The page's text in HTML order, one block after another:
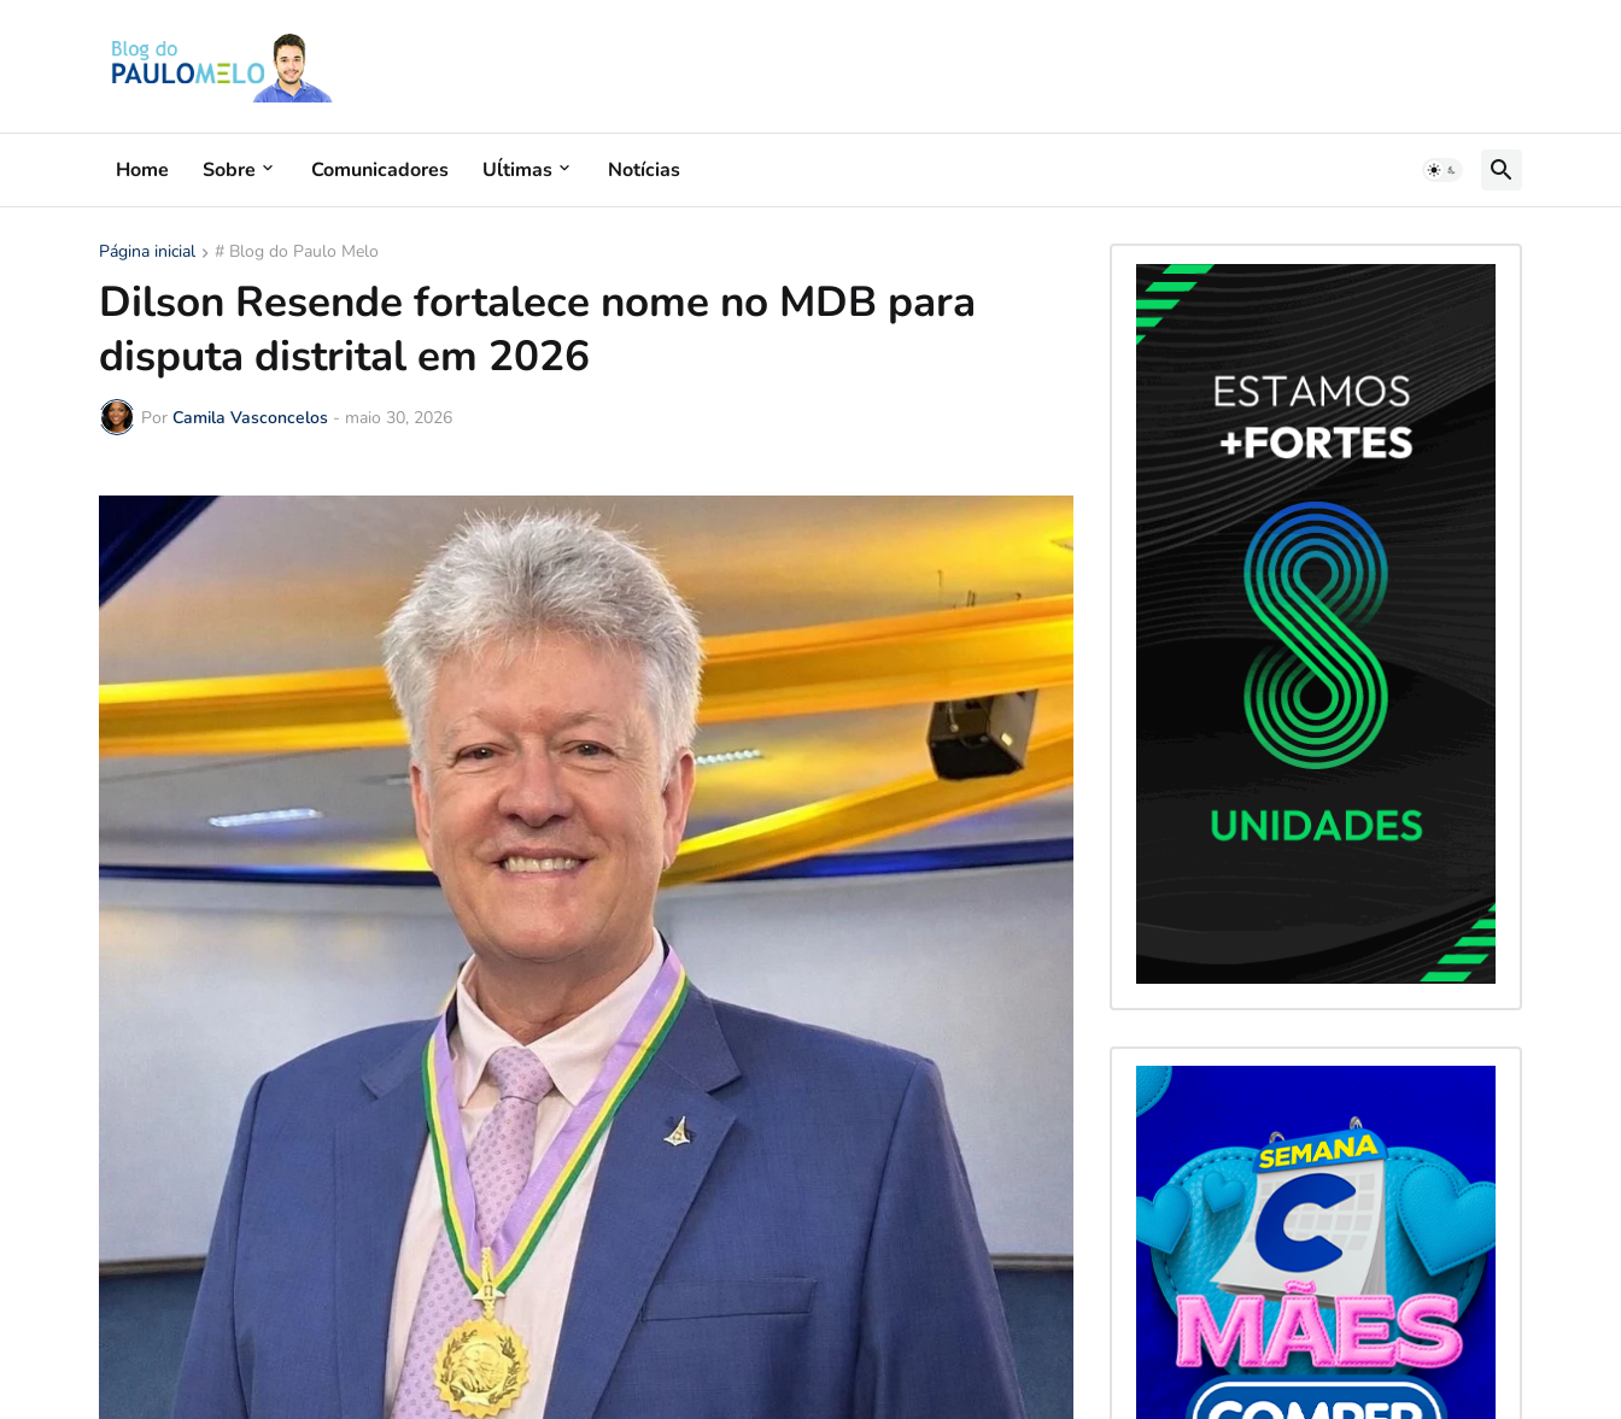
Home Sobre Comunicadores Uĺtimas Notícias
Página inicial # Blog do Paulo Melo
Dilson Resende fortalece nome no MDB para
disputa distrital em 2026
Por Camila Vasconcelos - maio 30, 2026